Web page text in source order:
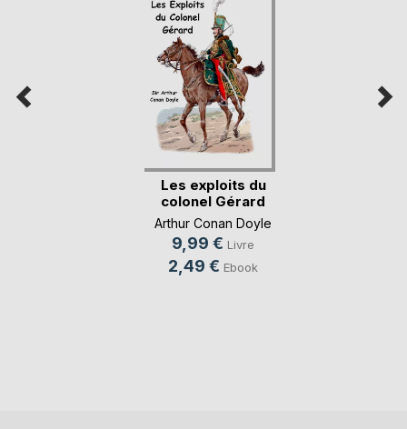
Les exploits du
colonel Gérard
Arthur Conan Doyle
9,99 € Livre
2,49 € Ebook